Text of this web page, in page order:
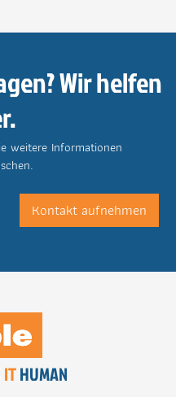
Wir helfen
weitere Informationen
Kontakt aufnehmen
ITHUMAN